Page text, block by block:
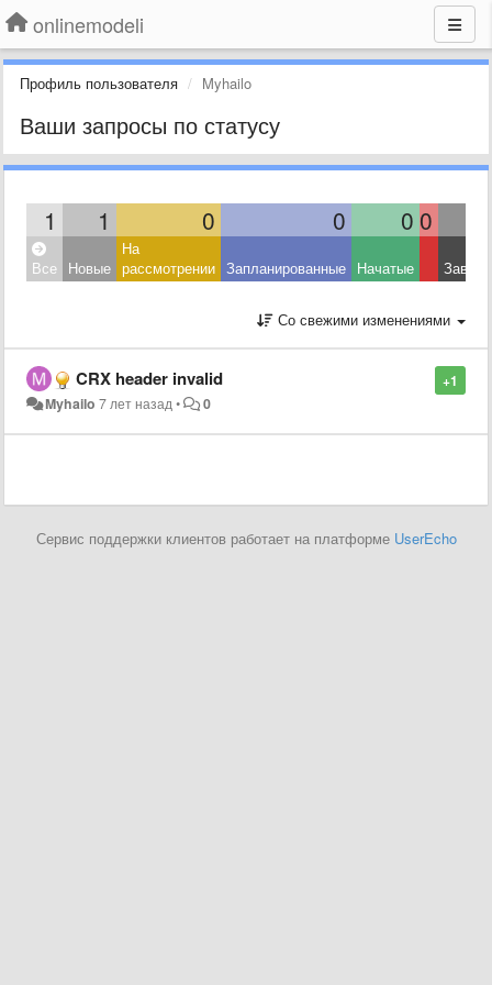
onlinemodeli
Профиль пользователя Myhailo
Ваши запросы по статусу
1 1 0 0 0 0
Все Новые
На
рассмотрении Запланированные Начатые
Со свежими изменениями
+1
CRX header invalid
Myhailo 7 лет назад• 0
Сервис поддержки клиентов работает на платформе UserEcho